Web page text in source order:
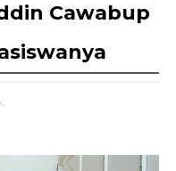
Cawabup